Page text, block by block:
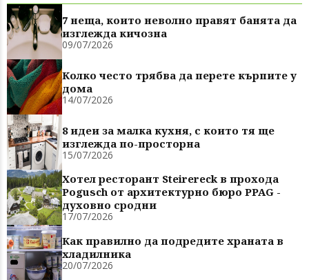
7 неща, които неволно правят банята да
изглежда кичозна
09/07/2026
Колко често трябва да перете кърпите у
дома
14/07/2026
8 идеи за малка кухня, с които тя ще
изглежда по-просторна
15/07/2026
Хотел ресторант Steirereck в прохода
Pogusch от архитектурно бюро PPAG -
духовно сродни
17/07/2026
Как правилно да подредите храната в
хладилника
20/07/2026